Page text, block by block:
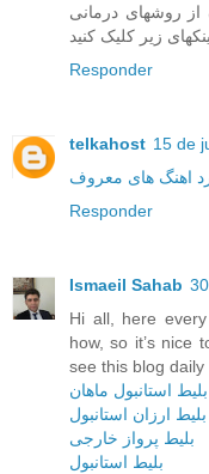
روشهای درمانی
Responder
telkahost 15 de
اهنگ های معروف
Responder
Ismaeil Sahab
Hi all, here
how, so it’s nice
see this blog daily
استانبول ماهان
بلیط ارزان استانبول
بلیط پرواز خارجی
بلیط استانبول